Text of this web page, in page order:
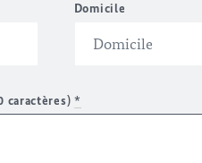
Domicile
caractères) *